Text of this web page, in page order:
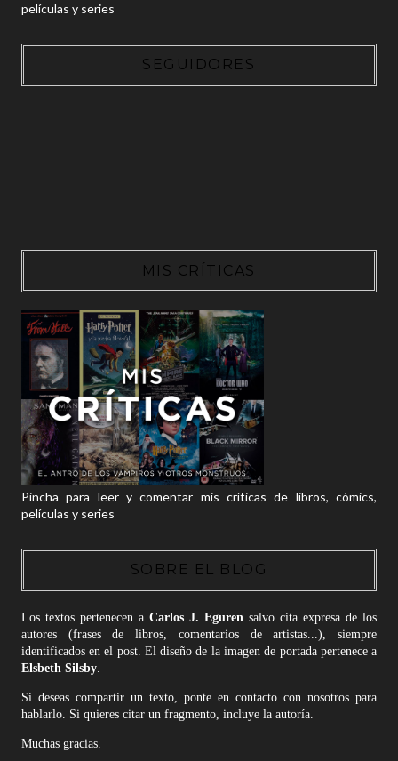
películas y series
SEGUIDORES
MIS CRÍTICAS
Pincha para leer y comentar mis críticas de libros, cómics,
películas y series
SOBRE EL BLOG
Los textos pertenecen a Carlos J. Egurensalvo cita expresa de los
autores (frases de libros, comentarios de artistas...), siempre
identificados en el post. El diseño de la imagen de portada pertenece a
Elsbeth Silsby.
Si deseas compartir un texto, ponte en contacto con nosotros para
hablarlo. Si quieres citar un fragmento, incluye la autoría.
Muchas gracias.